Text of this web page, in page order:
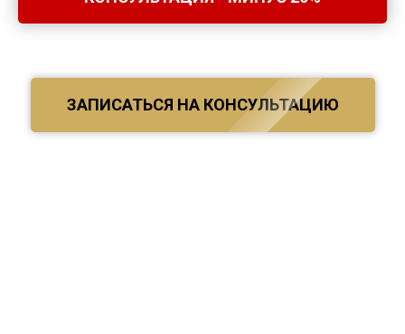
ЗАПИСАТЬСЯ НА КОНСУЛЬТАЦИЮ